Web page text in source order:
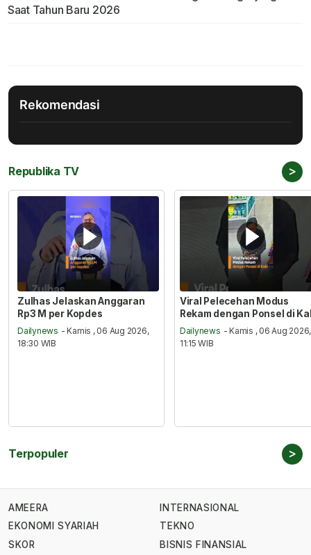
Saat Tahun Baru 2026
Rekomendasi
Republika TV >
Zulhas Jelaskan Anggaran
Rp3 M per Kopdes
Dailynews - Kamis , 06 Aug 2026,
18:30 WIB
Viral Pelecehan Modus
Rekam dengan Ponsel di
Dailynews - Kamis , 06 Aug 2026,
11:15 WIB
Terpopuler >
AMEERA
EKONOMI SYARIAH
SKOR
INTERNASIONAL
TEKNO
BISNIS FINANSIAL